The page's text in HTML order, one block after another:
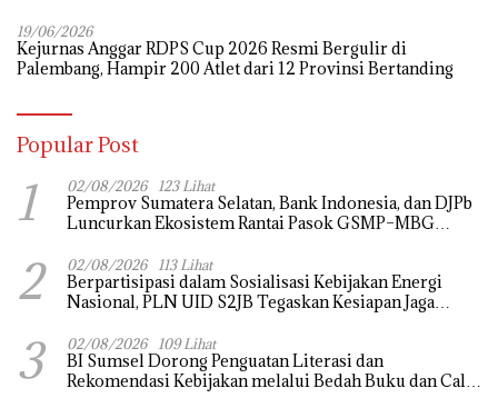
19/06/2026
Kejurnas Anggar RDPS Cup 2026 Resmi Bergulir di
Palembang, Hampir 200 Atlet dari 12 Provinsi Bertanding
Popular Post
1 02/08/2026 123 Lihat
Pemprov Sumatera Selatan, Bank Indonesia, dan DJPb
Luncurkan Ekosistem Rantai Pasok GSMP–MBG
Inflasi
2 02/08/2026 113 Lihat
Berpartisipasi dalam Sosialisasi Kebijakan Energi
Nasional, PLN UID S2JB Tegaskan Kesiapan Jaga
3 02/08/2026 109 Lihat
BI Sumsel Dorong Penguatan Literasi dan
Rekomendasi Kebijakan melalui Bedah Buku dan Call